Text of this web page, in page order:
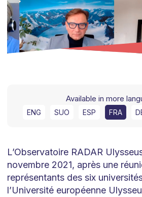
Available in more
ENG SUO ESP FRA
L’Observatoire RADAR
novembre 2021, après une
représentants des six
l’Université européenne